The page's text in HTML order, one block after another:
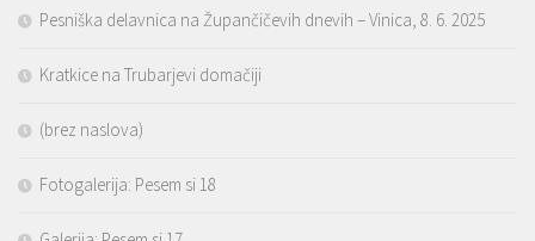
Pesniška delavnica na Župančičevih dnevih – Vinica, 8. 6. 2025
Kratkice na Trubarjevi domačiji
(brez naslova)
Fotogalerija: Pesem si 18